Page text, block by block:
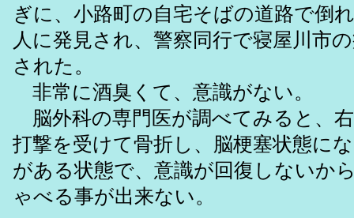
ぎに、小路町の自宅そばの道路で倒
人に発見され、警察同行で寝屋川市
された。
非常に酒臭くて、意識がない。
脳外科の専門医が調べてみると、
打撃を受けて骨折し、脳梗塞状態に
がある状態で、意識が回復しないか
ゃべる事が出来ない。